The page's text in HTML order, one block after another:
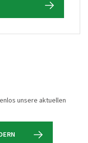
unsere aktuellen